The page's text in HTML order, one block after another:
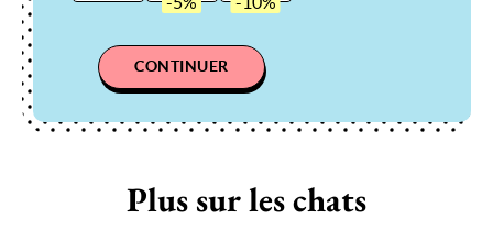
CONTINUER
Plus sur les chats